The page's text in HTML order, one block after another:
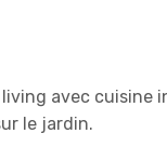
avec cuisine
le jardin.